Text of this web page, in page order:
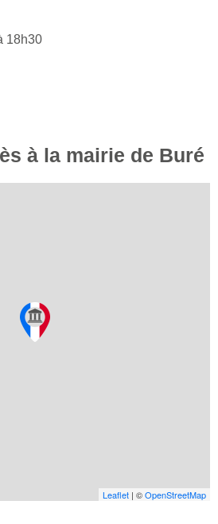
18h30
à la mairie de Buré
Leaflet | ©OpenStreetMap